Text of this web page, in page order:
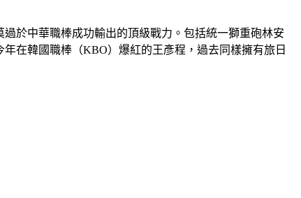
於中華職棒成功輸出的頂級戰力。包括統一獅重砲林安
在韓國職棒（KBO）爆紅的王彥程，過去同樣擁有旅日